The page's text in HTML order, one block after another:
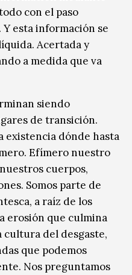
con el paso
esta información se
Acertada y
a medida que va
siendo
de transición.
existencia dónde hasta
Efímero nuestro
cuerpos,
Somos parte de
a raíz de los
erosión que culmina
cultura del desgaste,
que podemos
Nos preguntamos